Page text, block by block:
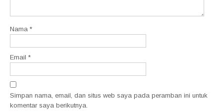
Nama *
Email *
Simpan nama, email, dan situs web saya pada peramban ini untuk
komentar saya berikutnya.